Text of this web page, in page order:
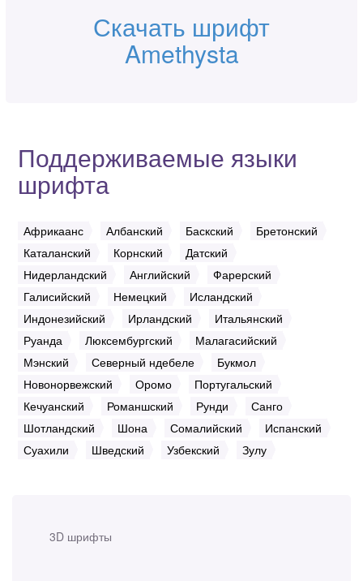
3D шрифты
Скачать шрифт
Amethysta
Поддерживаемые языки
шрифта
Африкаанс Албанский Баскский
Бретонский
Каталанский
Корнский
Датский
Нидерландский
Английский
Фарерский
Галисийский
Немецкий
Исландский
Индонезийский
Ирландский
Итальянский
Руанда
Люксембургский
Малагасийский
Мэнский
Северный ндебеле
Букмол
Новонорвежский
Оромо
Португальский
Кечуанский
Романшский Рунди
Санго
Шотландский
Шона Сомалийский
Испанский
Суахили
Шведский Узбекский Зулу